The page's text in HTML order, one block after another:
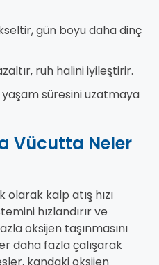
gün boyu daha dinç
ruh halini iyileştirir.
yaşam süresini uzatmaya
Vücutta Neler
olarak kalp atış hızı
hızlandırır ve
oksijen taşınmasını
daha fazla çalışarak